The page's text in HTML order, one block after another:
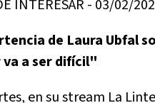
INTERESAR - 03/02/
de Laura Ubfal
a ser difícil"
en su stream La